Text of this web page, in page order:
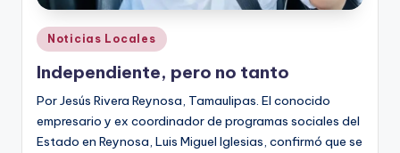
Publicado
en
Noticias Locales
Independiente, pero no tanto
Por Jesús Rivera Reynosa, Tamaulipas. El conocido
empresario y ex coordinador de programas sociales del
Estado en Reynosa, Luis Miguel Iglesias, confirmó que se